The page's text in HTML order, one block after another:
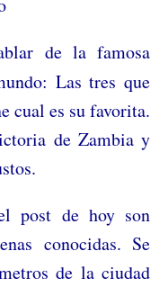
de la famosa
Las tres que
cual es su favorita.
de Zambia y
post de hoy son
conocidas. Se
de la ciudad